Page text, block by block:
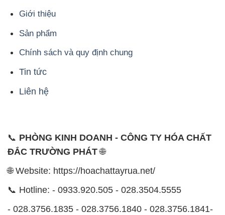
Giới thiệu
Sản phẩm
Chính sách và quy định chung
Tin tức
Liên hệ
📞 PHÒNG KINH DOANH - CÔNG TY HÓA CHẤT
ĐẮC TRƯỜNG PHÁT🌐
🌐 Website: https://hoachattayrua.net/
📞 Hotline: - 0933.920.505 - 028.3504.5555
- 028.3756.1835 - 028.3756.1840 - 028.3756.1841-